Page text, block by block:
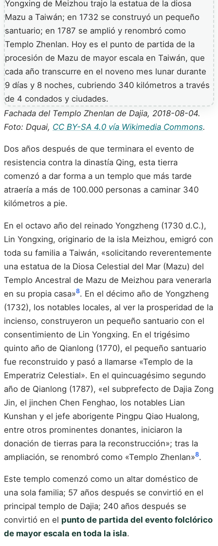
Fachada del Templo Zhenlan de Dajia, 2018-08-04.
Foto: Dquai, CC BY-SA 4.0 vía Wikimedia Commons.
Dos años después de que terminara el evento de
resistencia contra la dinastía Qing, esta tierra
comenzó a dar forma a un templo que más tarde
atraería a más de 100.000 personas a caminar 340
kilómetros a pie.
En el octavo año del reinado Yongzheng (1730 d.C.),
Lin Yongxing, originario de la isla Meizhou, emigró con
toda su familia a Taiwán, «solicitando reverentemente
una estatua de la Diosa Celestial del Mar (Mazu) del
Templo Ancestral de Mazu de Meizhou para venerarla
en su propia casa»8. En el décimo año de Yongzheng
(1732), los notables locales, al ver la prosperidad de la
incienso, construyeron un pequeño santuario con el
consentimiento de Lin Yongxing. En el trigésimo
quinto año de Qianlong (1770), el pequeño santuario
fue reconstruido y pasó a llamarse «Templo de la
Emperatriz Celestial». En el quincuagésimo segundo
año de Qianlong (1787), «el subprefecto de Dajia Zong
Jin, el jinchen Chen Fenghao, los notables Lian
Kunshan y el jefe aborigente Pingpu Qiao Hualong,
entre otros prominentes donantes, iniciaron la
donación de tierras para la reconstrucción»; tras la
ampliación, se renombró como «Templo Zhenlan»8.
Este templo comenzó como un altar doméstico de
una sola familia; 57 años después se convirtió en el
principal templo de Dajia; 240 años después se
convirtió en el punto de partida del evento folclórico
de mayor escala en toda la isla.